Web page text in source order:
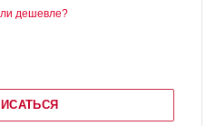
дешевле?